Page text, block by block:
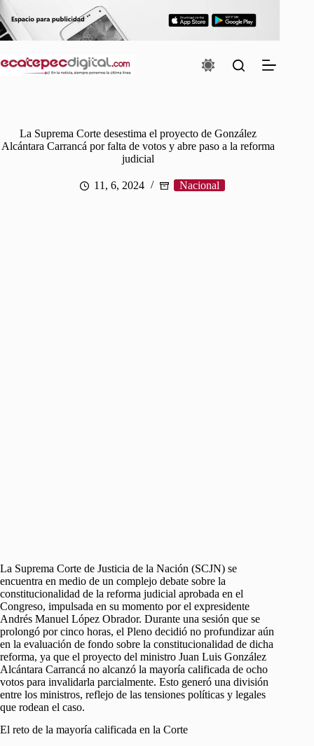
al
contenido
La Suprema Corte desestima el proyecto de González
Alcántara Carrancá por falta de votos y abre paso a la reforma
judicial
11, 6, 2024 Nacional
La Suprema Corte de Justicia de la Nación (SCJN) se
encuentra en medio de un complejo debate sobre la
constitucionalidad de la reforma judicial aprobada en el
Congreso, impulsada en su momento por el expresidente
Andrés Manuel López Obrador. Durante una sesión que se
prolongó por cinco horas, el Pleno decidió no profundizar aún
en la evaluación de fondo sobre la constitucionalidad de dicha
reforma, ya que el proyecto del ministro Juan Luis González
Alcántara Carrancá no alcanzó la mayoría calificada de ocho
votos para invalidarla parcialmente. Esto generó una división
entre los ministros, reflejo de las tensiones políticas y legales
que rodean el caso.
El reto de la mayoría calificada en la Corte